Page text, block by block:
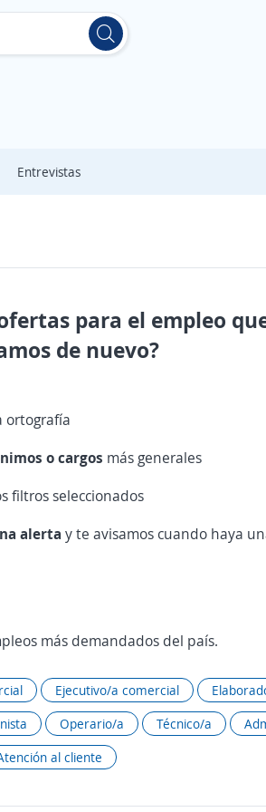
Entrevistas
para el empleo
de nuevo?
ortografía
o cargos más generales
filtros seleccionados
alertay te avisamos cuando haya
más demandados del país.
Ejecutivo/a comercial
Operario/a Técnico/a
al cliente